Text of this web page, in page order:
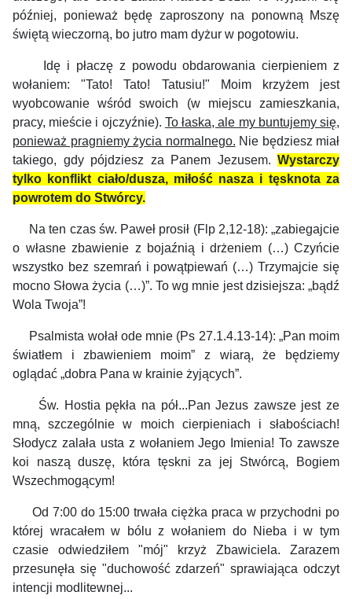
później, ponieważ będę zaproszony na ponowną Mszę
świętą wieczorną, bo jutro mam dyżur w pogotowiu.
Idę i płaczę z powodu obdarowania cierpieniem z
wołaniem: "Tato! Tato! Tatusiu!" Moim krzyżem jest
wyobcowanie wśród swoich (w miejscu zamieszkania,
pracy, mieście i ojczyźnie). To łaska, ale my buntujemy się,
ponieważ pragniemy życia normalnego. Nie będziesz miał
takiego, gdy pójdziesz za Panem Jezusem. Wystarczy
tylko konflikt ciało/dusza, miłość nasza i tęsknota za
powrotem do Stwórcy.
Na ten czas św. Paweł prosił (Flp 2,12-18): „zabiegajcie
o własne zbawienie z bojaźnią i drżeniem (…) Czyńcie
wszystko bez szemrań i powątpiewań (…) Trzymajcie się
mocno Słowa życia (…)”. To wg mnie jest dzisiejsza: „bądź
Wola Twoja”!
Psalmista wołał ode mnie (Ps 27.1.4.13-14): „Pan moim
światłem i zbawieniem moim” z wiarą, że będziemy
oglądać „dobra Pana w krainie żyjących”.
Św. Hostia pękła na pół...Pan Jezus zawsze jest ze
mną, szczególnie w moich cierpieniach i słabościach!
Słodycz zalała usta z wołaniem Jego Imienia! To zawsze
koi naszą duszę, która tęskni za jej Stwórcą, Bogiem
Wszechmogącym!
Od 7:00 do 15:00 trwała ciężka praca w przychodni po
której wracałem w bólu z wołaniem do Nieba i w tym
czasie odwiedziłem "mój" krzyż Zbawiciela. Zarazem
przesunęła się "duchowość zdarzeń" sprawiająca odczyt
intencji modlitewnej...